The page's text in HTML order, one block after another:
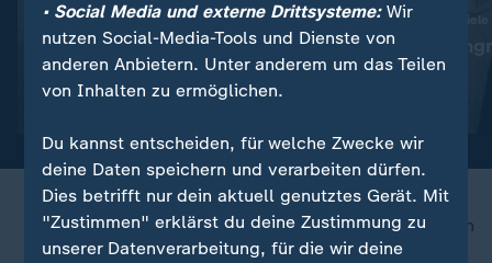
Abwehr ballistischer Raketen:
"Das ist die Champions-
League der Technologie"
Ukraine trifft neue Ziele
"Deutlicher
Alltag"
nach oben
• Social Media und externe Drittsysteme:Wir
nutzen Social-Media-Tools und Dienste von
anderen Anbietern. Unter anderem um das Teilen
von Inhalten zu ermöglichen.
Du kannst entscheiden, für welche Zwecke wir
deine Daten speichern und verarbeiten dürfen.
Dies betrifft nur dein aktuell genutztes Gerät. Mit
"Zustimmen" erklärst du deine Zustimmung zu
unserer Datenverarbeitung, für die wir deine